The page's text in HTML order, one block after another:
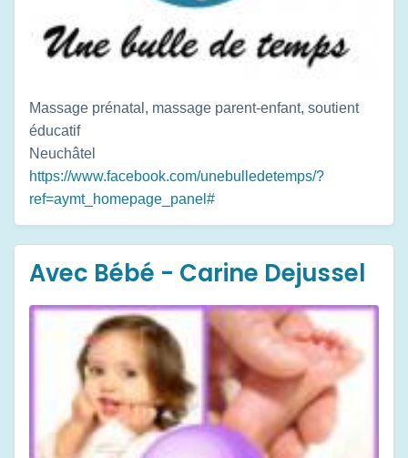
Massage prénatal, massage parent-enfant, soutient
éducatif
Neuchâtel
https://www.facebook.com/unebulledetemps/?
ref=aymt_homepage_panel#
Avec Bébé - Carine Dejussel